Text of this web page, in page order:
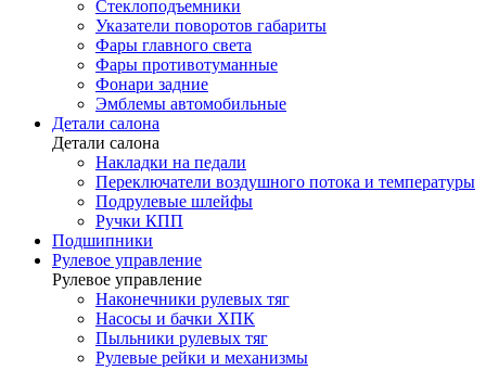
Стеклоподъемники
Указатели поворотов габариты
Фары главного света
Фары противотуманные
Фонари задние
Эмблемы автомобильные
Детали салона
Детали салона
Накладки на педали
Переключатели воздушного потока и температуры
Подрулевые шлейфы
Ручки КПП
Подшипники
Рулевое управление
Рулевое управление
Наконечники рулевых тяг
Насосы и бачки ХПК
Пыльники рулевых тяг
Рулевые рейки и механизмы